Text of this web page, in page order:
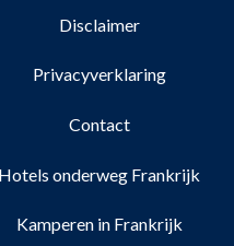
Disclaimer
Privacyverklaring
Contact
Hotels onderweg Frankrijk
Kamperen in Frankrijk